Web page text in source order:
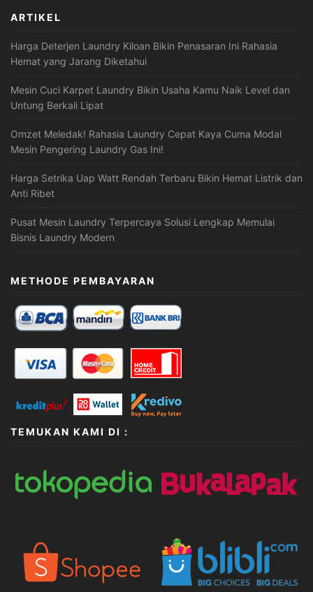
ARTIKEL
Harga Deterjen Laundry Kiloan Bikin Penasaran Ini Rahasia
Hemat yang Jarang Diketahui
Mesin Cuci Karpet Laundry Bikin Usaha Kamu Naik Level dan
Untung Berkali Lipat
Omzet Meledak! Rahasia Laundry Cepat Kaya Cuma Modal
Mesin Pengering Laundry Gas Ini!
Harga Setrika Uap Watt Rendah Terbaru Bikin Hemat Listrik dan
Anti Ribet
Pusat Mesin Laundry Terpercaya Solusi Lengkap Memulai
Bisnis Laundry Modern
METHODE PEMBAYARAN
TEMUKAN KAMI DI :